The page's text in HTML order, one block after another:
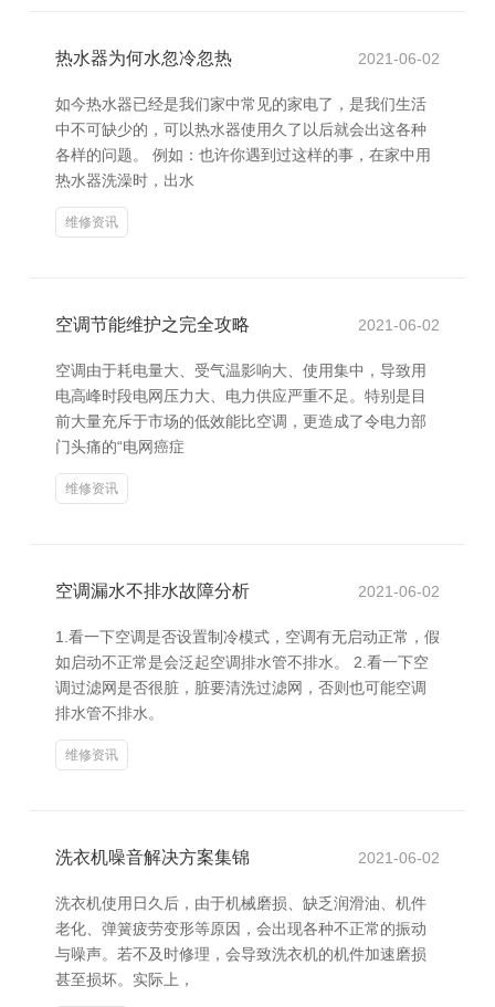
热水器为何水忽冷忽热 2021-06-02
如今热水器已经是我们家中常见的家电了，是我们生活
中不可缺少的，可以热水器使用久了以后就会出这各种
各样的问题。 例如：也许你遇到过这样的事，在家中用
热水器洗澡时，出水
维修资讯
空调节能维护之完全攻略 2021-06-02
空调由于耗电量大、受气温影响大、使用集中，导致用
电高峰时段电网压力大、电力供应严重不足。特别是目
前大量充斥于市场的低效能比空调，更造成了令电力部
门头痛的“电网癌症
维修资讯
空调漏水不排水故障分析 2021-06-02
1.看一下空调是否设置制冷模式，空调有无启动正常，假
如启动不正常是会泛起空调排水管不排水。 2.看一下空
调过滤网是否很脏，脏要清洗过滤网，否则也可能空调
排水管不排水。
维修资讯
洗衣机噪音解决方案集锦 2021-06-02
洗衣机使用日久后，由于机械磨损、缺乏润滑油、机件
老化、弹簧疲劳变形等原因，会出现各种不正常的振动
与噪声。若不及时修理，会导致洗衣机的机件加速磨损
甚至损坏。实际上，